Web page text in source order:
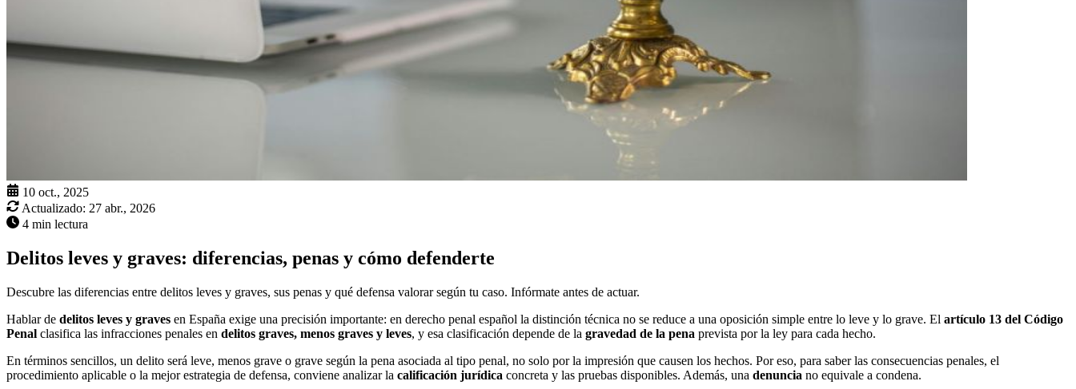
10 oct., 2025
Actualizado: 27 abr., 2026
4 min lectura
Delitos leves y graves: diferencias, penas y cómo defenderte
Descubre las diferencias entre delitos leves y graves, sus penas y qué defensa valorar según tu caso. Infórmate antes de actuar.
Hablar de delitos leves y graves en España exige una precisión importante: en derecho penal español la distinción técnica no se reduce a una oposición simple entre lo leve y lo grave. El artículo 13 del Código
Penal clasifica las infracciones penales en delitos graves, menos graves y leves, y esa clasificación depende de la gravedad de la pena prevista por la ley para cada hecho.
En términos sencillos, un delito será leve, menos grave o grave según la pena asociada al tipo penal, no solo por la impresión que causen los hechos. Por eso, para saber las consecuencias penales, el
procedimiento aplicable o la mejor estrategia de defensa, conviene analizar la calificación jurídica concreta y las pruebas disponibles. Además, una denuncia no equivale a condena.